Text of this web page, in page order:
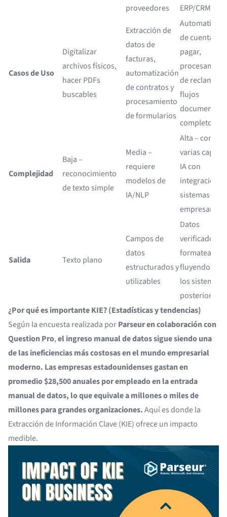
proveedores
ERP/CRM
Casos de Uso
Digitalizar
archivos físicos,
hacer PDFs
buscables
Extracción de
datos de
facturas,
automatización
de contratos y
procesamiento
de formularios
de cuentas
pagar,
de reclamos y
flujos
completos
Complejidad
Baja –
reconocimiento
de texto simple
Media –
requiere
modelos de
IA/NLP
Alta –
varias capas
IA con
sistemas
Salida Texto plano
Campos de
datos
estructurados y
utilizables
Datos
verificados y
formateados
fluyendo
los sistemas
posteriores
¿Por qué es importante KIE? (Estadísticas y tendencias)
Según la encuesta realizada porParseur en colaboración con
Question Pro,el ingreso manual de datos sigue siendo una
de las ineficiencias más costosas en el mundo empresarial
moderno. Las empresas estadounidenses gastan en
promedio $28,500 anuales por empleado en la entrada
manual de datos, lo que equivale a millones o miles de
millones para grandes organizaciones.Aquí es donde la
Extracción de Información Clave (KIE) ofrece un impacto
medible.